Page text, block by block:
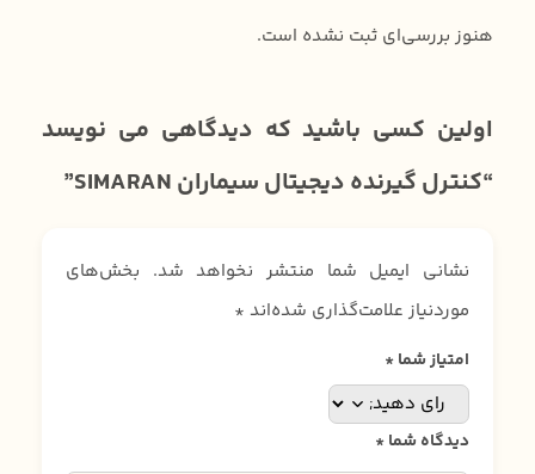
هنوز بررسی‌ای ثبت نشده است.
اولین کسی باشید که دیدگاهی می نویسد
“کنترل گیرنده دیجیتال سیماران SIMARAN”
نشانی ایمیل شما منتشر نخواهد شد. بخش‌های
موردنیاز علامت‌گذاری شده‌اند *
امتیاز شما*
دیدگاه شما*